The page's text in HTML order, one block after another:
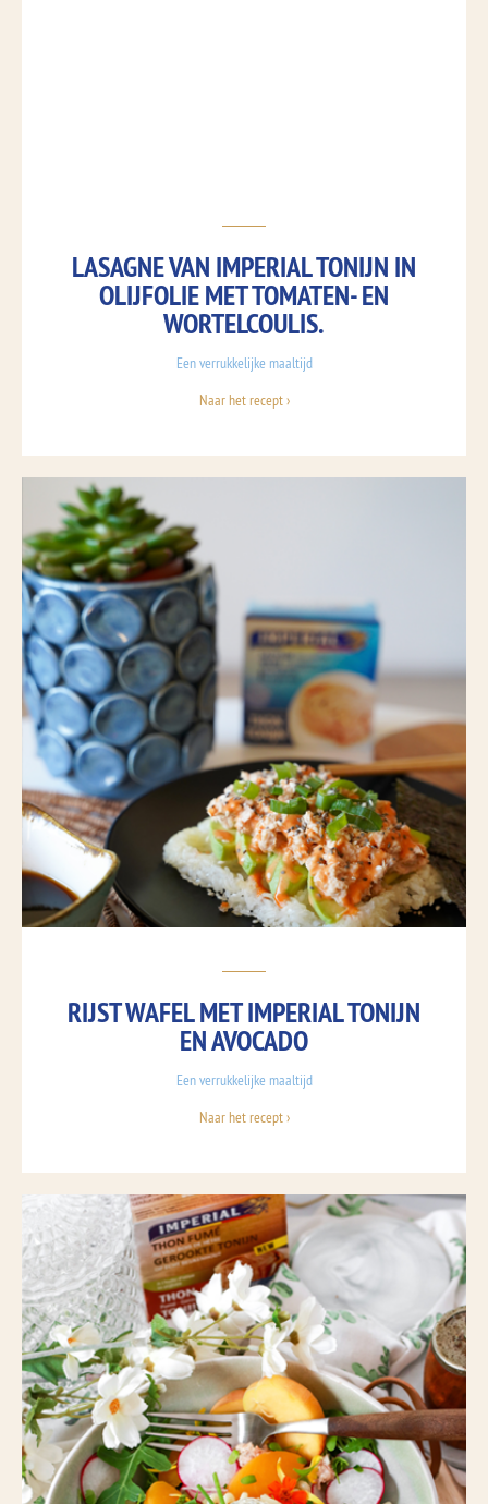
LASAGNE VAN IMPERIAL TONIJN IN
OLIJFOLIE MET TOMATEN- EN
WORTELCOULIS.
Een verrukkelijke maaltijd
Naar het recept ›
RIJST WAFEL MET IMPERIAL TONIJN
EN AVOCADO
Een verrukkelijke maaltijd
Naar het recept ›